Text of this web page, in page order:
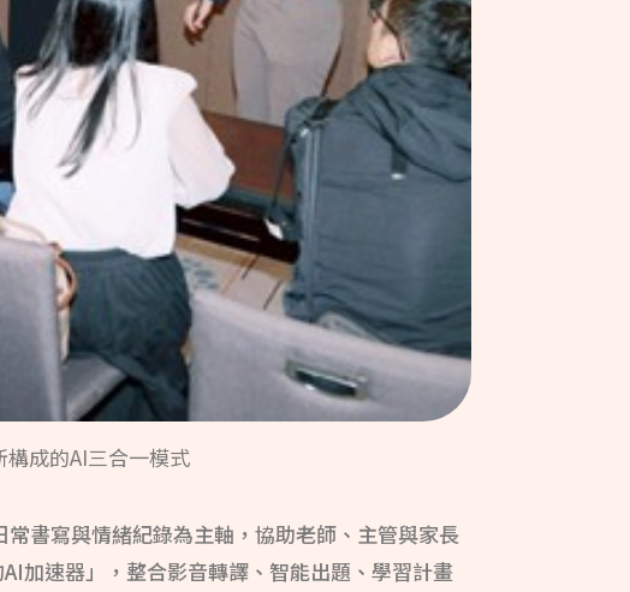
成的AI三合一模式
書寫與情緒紀錄為主軸，協助老師、主管與家長
加速器」，整合影音轉譯、智能出題、學習計畫